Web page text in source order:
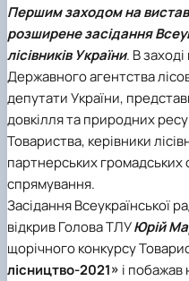
Першим заходом на
розширене засідання
лісівників України. В
Державного агентства
депутати України,
довкілля та природних
Товариства, керівники
партнерських громадських
спрямування.
Засідання Всеукраїнської
відкрив Голова ТЛУЮрій
щорічного конкурсу
лісництво-2021» і побажав